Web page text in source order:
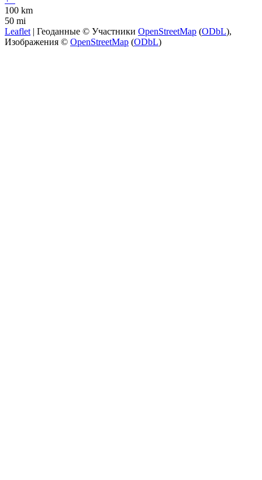
100 km
50 mi
Leaflet | Геоданные © Участники OpenStreetMap (ODbL),
Изображения © OpenStreetMap (ODbL)